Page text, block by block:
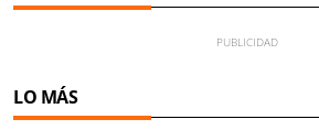
LO MÁS